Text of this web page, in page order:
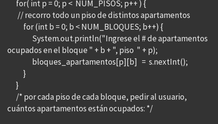
for( int p = 0; p < NUM_PISOS; p++ ) {
// recorro todo un piso de distintos apartamentos
for (int b = 0; b < NUM_BLOQUES; b++) {
System.out.println("Ingrese el # de apartamentos
ocupados en el bloque " + b + ", piso " + p);
bloques_apartamentos[p][b] = s.nextInt();
}
}
/* por cada piso de cada bloque, pedir al usuario,
cuántos apartamentos están ocupados: */